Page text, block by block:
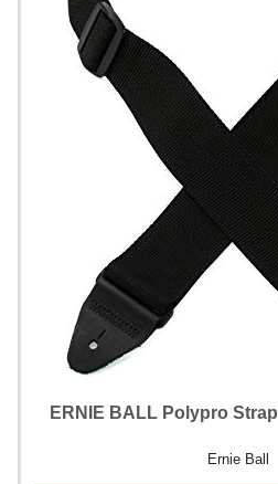
ERNIE BALL Polypro Strap
Ernie Ball